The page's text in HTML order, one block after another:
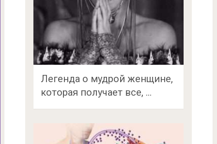
Легенда о мудрой женщине,
которая получает все, …